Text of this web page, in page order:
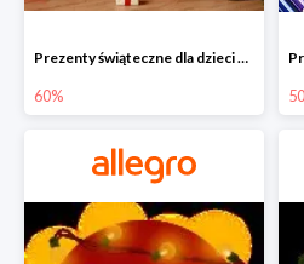
Prezenty świąteczne dla dzieci na Allegro do -60%
60%